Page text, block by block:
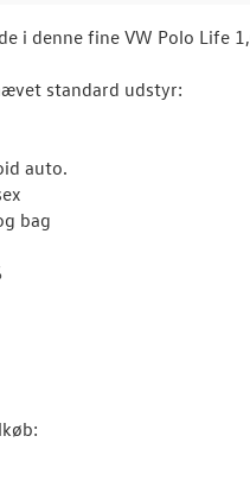
i denne fine VW Polo Life
standard udstyr:
auto.
bag